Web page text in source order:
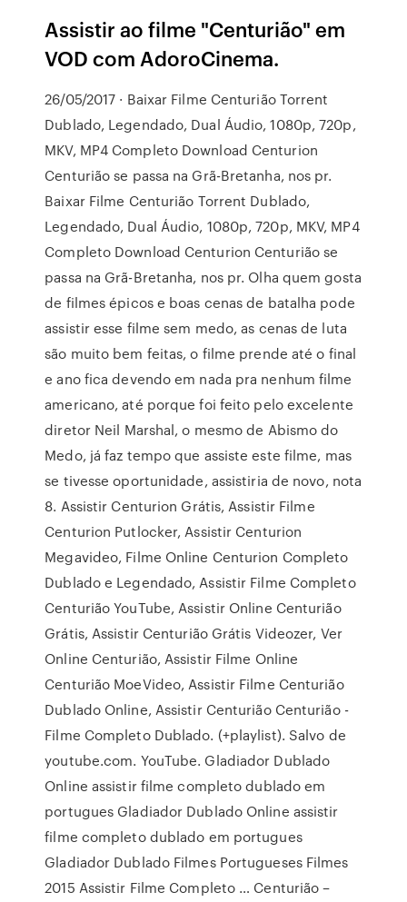
Assistir ao filme "Centurião" em
VOD com AdoroCinema.
26/05/2017 · Baixar Filme Centurião Torrent
Dublado, Legendado, Dual Áudio, 1080p, 720p,
MKV, MP4 Completo Download Centurion
Centurião se passa na Grã-Bretanha, nos pr.
Baixar Filme Centurião Torrent Dublado,
Legendado, Dual Áudio, 1080p, 720p, MKV, MP4
Completo Download Centurion Centurião se
passa na Grã-Bretanha, nos pr. Olha quem gosta
de filmes épicos e boas cenas de batalha pode
assistir esse filme sem medo, as cenas de luta
são muito bem feitas, o filme prende até o final
e ano fica devendo em nada pra nenhum filme
americano, até porque foi feito pelo excelente
diretor Neil Marshal, o mesmo de Abismo do
Medo, já faz tempo que assiste este filme, mas
se tivesse oportunidade, assistiria de novo, nota
8. Assistir Centurion Grátis, Assistir Filme
Centurion Putlocker, Assistir Centurion
Megavideo, Filme Online Centurion Completo
Dublado e Legendado, Assistir Filme Completo
Centurião YouTube, Assistir Online Centurião
Grátis, Assistir Centurião Grátis Videozer, Ver
Online Centurião, Assistir Filme Online
Centurião MoeVideo, Assistir Filme Centurião
Dublado Online, Assistir Centurião Centurião -
Filme Completo Dublado. (+playlist). Salvo de
youtube.com. YouTube. Gladiador Dublado
Online assistir filme completo dublado em
portugues Gladiador Dublado Online assistir
filme completo dublado em portugues
Gladiador Dublado Filmes Portugueses Filmes
2015 Assistir Filme Completo … Centurião –